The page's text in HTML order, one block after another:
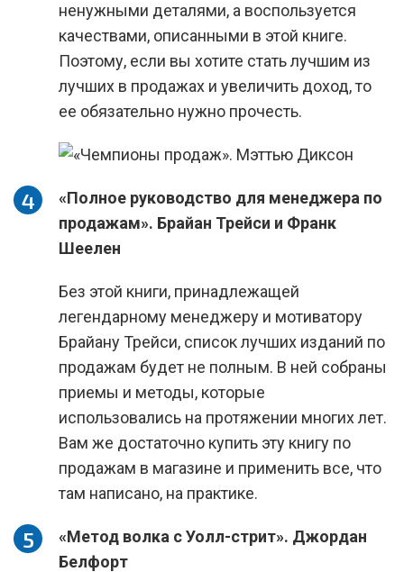
ненужными деталями, а воспользуется
качествами, описанными в этой книге.
Поэтому, если вы хотите стать лучшим из
лучших в продажах и увеличить доход, то
ее обязательно нужно прочесть.
«Полное руководство для менеджера по
продажам». Брайан Трейси и Франк
Шеелен
Без этой книги, принадлежащей
легендарному менеджеру и мотиватору
Брайану Трейси, список лучших изданий по
продажам будет не полным. В ней собраны
приемы и методы, которые
использовались на протяжении многих лет.
Вам же достаточно купить эту книгу по
продажам в магазине и применить все, что
там написано, на практике.
«Метод волка с Уолл-стрит». Джордан
Белфорт